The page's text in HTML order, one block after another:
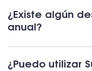
¿Existe algún
anual?
¿Puedo utilizar